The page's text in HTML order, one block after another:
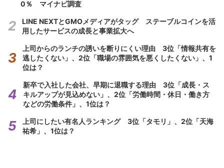
0％ マイナビ調査
LINE NEXTとGMOメディアがタッグ ステーブルコインを活
用したサービスの成長と事業拡大へ
上司からのランチの誘いを断りにくい理由 3位「情報共有を
逃したくない」、2位「職場の雰囲気を悪くしたくない」、1
位は？
新卒で入社した会社、早期に退職する理由 3位「成長・ス
キルアップが見込めない」、2位「労働時間・休日・働き方
などの労働条件」、1位は？
上司にしたい有名人ランキング 3位「タモリ」、2位「天海
祐希」、1位は？